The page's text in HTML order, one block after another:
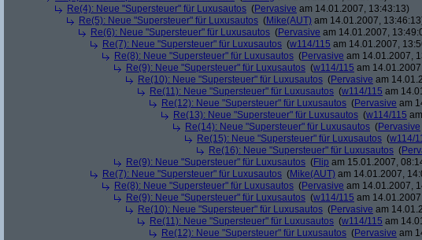
Re(4): Neue "Supersteuer" für Luxusautos (Pervasive am 14.01.2007, 13:43:13)
Re(5): Neue "Supersteuer" für Luxusautos (Mike(AUT) am 14.01.2007,
Re(6): Neue "Supersteuer" für Luxusautos (Pervasive am 14.01.2007,
Re(7): Neue "Supersteuer" für Luxusautos (w114/115 am 14.01.2007,
Re(8): Neue "Supersteuer" für Luxusautos (Pervasive am 14.01.2007,
Re(9): Neue "Supersteuer" für Luxusautos (w114/115 am
Re(10): Neue "Supersteuer" für Luxusautos (Pervasive am
Re(11): Neue "Supersteuer" für Luxusautos (w114/115 am
Re(12): Neue "Supersteuer" für Luxusautos (Pervasive am
Re(13): Neue "Supersteuer" für Luxusautos (w114/115
Re(14): Neue "Supersteuer" für Luxusautos (Pervasive
Re(15): Neue "Supersteuer" für Luxusautos (w114/
Re(16): Neue "Supersteuer" für Luxusautos (
Re(9): Neue "Supersteuer" für Luxusautos (Flip am 15.01.2007,
Re(7): Neue "Supersteuer" für Luxusautos (Mike(AUT) am 14.01.2007,
Re(8): Neue "Supersteuer" für Luxusautos (Pervasive am 14.01.2007,
Re(9): Neue "Supersteuer" für Luxusautos (w114/115 am
Re(10): Neue "Supersteuer" für Luxusautos (Pervasive am
Re(11): Neue "Supersteuer" für Luxusautos (w114/115 am
Re(12): Neue "Supersteuer" für Luxusautos (Pervasive am